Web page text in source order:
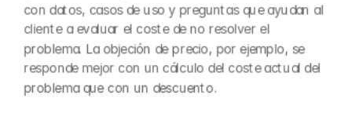
con datos, casos de uso y preguntas que ayudan al
cliente a evaluar el coste de no resolver el
problema. La objeción de precio, por ejemplo, se
responde mejor con un cálculo del coste actual del
problema que con un descuento.